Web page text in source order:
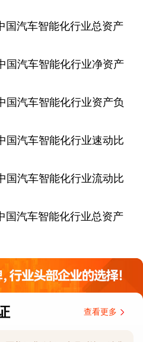
国汽车智能化行业总资产
国汽车智能化行业净资产
国汽车智能化行业资产负
国汽车智能化行业速动比
国汽车智能化行业流动比
国汽车智能化行业总资产
查看更多